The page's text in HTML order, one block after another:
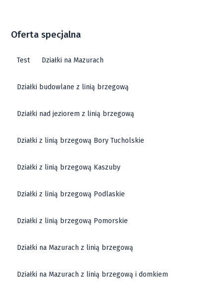
Oferta specjalna
Test Działki na Mazurach
Działki budowlane z linią brzegową
Działki nad jeziorem z linią brzegową
Działki z linią brzegową Bory Tucholskie
Działki z linią brzegową Kaszuby
Działki z linią brzegową Podlaskie
Działki z linią brzegową Pomorskie
Działki na Mazurach z linią brzegową
Działki na Mazurach z linią brzegową i domkiem